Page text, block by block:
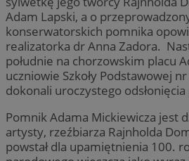
Adam Lapski, a o
konserwatorskich pomnika
realizatorka dr Anna Zadora.
południe na chorzowskim placu
uczniowie Szkoły Podstawowej
dokonali uroczystego
Pomnik Adama Mickiewicza jest
artysty, rzeźbiarza Rajnholda
powstał dla upamiętnienia 100.